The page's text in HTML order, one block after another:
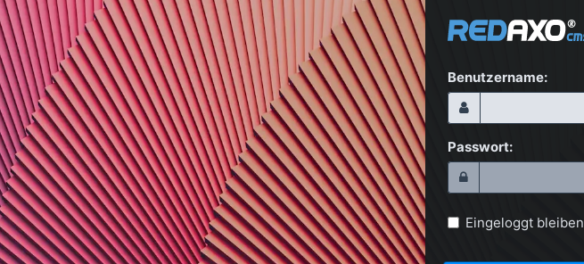
Benutzername:
Passwort:
Eingeloggt bleiben